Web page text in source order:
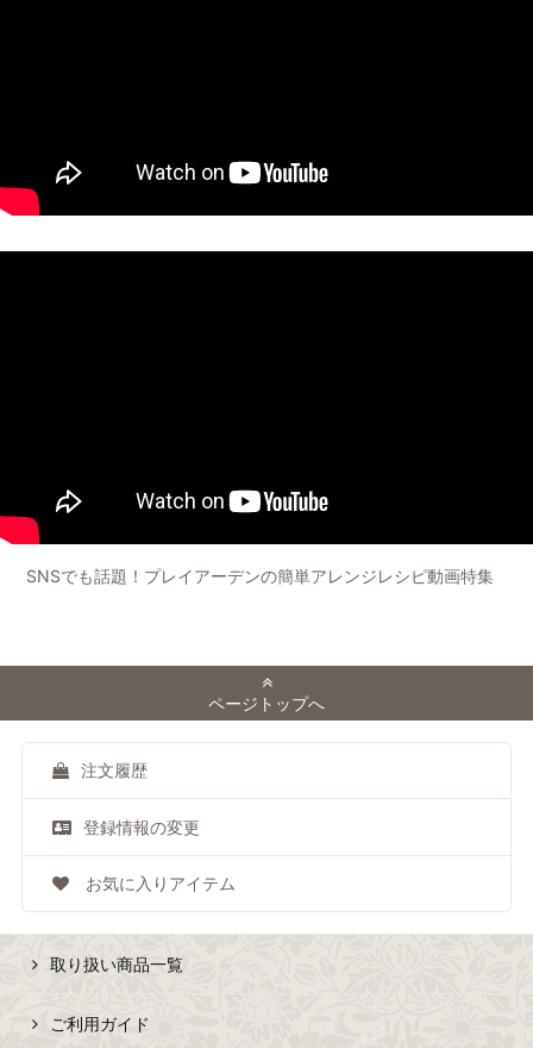
SNSでも話題！プレイアーデンの簡単アレンジレシピ動画特集
ページトップへ
注文履歴
登録情報の変更
お気に入りアイテム
取り扱い商品一覧
ご利用ガイド